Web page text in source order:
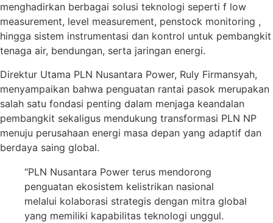
menghadirkan berbagai solusi teknologi seperti f low
measurement, level measurement, penstock monitoring ,
hingga sistem instrumentasi dan kontrol untuk pembangkit
tenaga air, bendungan, serta jaringan energi.
Direktur Utama PLN Nusantara Power, Ruly Firmansyah,
menyampaikan bahwa penguatan rantai pasok merupakan
salah satu fondasi penting dalam menjaga keandalan
pembangkit sekaligus mendukung transformasi PLN NP
menuju perusahaan energi masa depan yang adaptif dan
berdaya saing global.
“PLN Nusantara Power terus mendorong
penguatan ekosistem kelistrikan nasional
melalui kolaborasi strategis dengan mitra global
yang memiliki kapabilitas teknologi unggul.